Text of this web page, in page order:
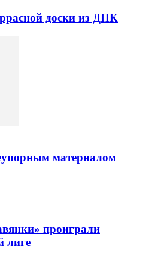
доски из ДПК
материалом
проиграли
лиге